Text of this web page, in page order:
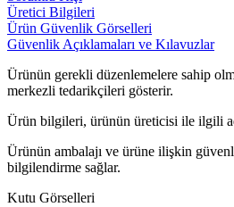
Üretici Bilgileri
Ürün Güvenlik Görselleri
Güvenlik Açıklamaları ve Kılavuzlar
Ürünün gerekli düzenlemelere sahip
merkezli tedarikçileri gösterir.
Ürün bilgileri, ürünün üreticisi ile ilgili
Ürünün ambalajı ve ürüne ilişkin
bilgilendirme sağlar.
Kutu Görselleri